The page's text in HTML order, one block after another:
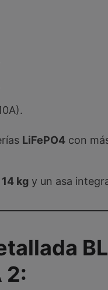
LiFePO4 con
14 kg y un asa
2: